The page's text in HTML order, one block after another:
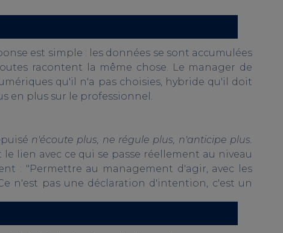
est simple : les données se sont accumulées
racontent la même chose. Le manager de
qu'il n'a pas choisies, hybride qu'il doit
en plus sur le professionnel.
n'écoute plus, ne régule plus, n'anticipe plus.
lien avec ce qui se passe réellement au niveau
: "Permettre au management d'agir, avec les
n'est pas une déclaration d'intention, c'est un